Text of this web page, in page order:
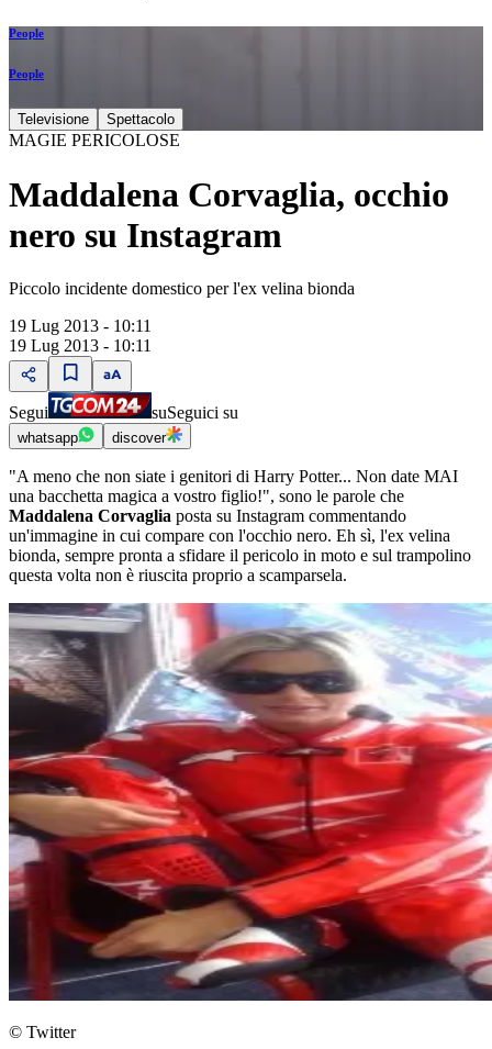
People
People
Televisione Spettacolo
MAGIE PERICOLOSE
Maddalena Corvaglia, occhio
nero su Instagram
Piccolo incidente domestico per l'ex velina bionda
19 Lug 2013 - 10:11
19 Lug 2013 - 10:11
Segui suSeguici su
whatsapp discover
"A meno che non siate i genitori di Harry Potter... Non date MAI
una bacchetta magica a vostro figlio!", sono le parole che
Maddalena Corvaglia posta su Instagram commentando
un'immagine in cui compare con l'occhio nero. Eh sì, l'ex velina
bionda, sempre pronta a sfidare il pericolo in moto e sul trampolino
questa volta non è riuscita proprio a scamparsela.
© Twitter